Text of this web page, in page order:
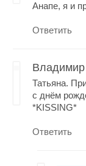
Анапе, я и
Ответить
Владимир
Татьяна.
c днём
*KISSING*
Ответить